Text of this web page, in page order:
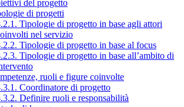
del progetto
di progetti
Tipologie di progetto in base agli attori
nel servizio
Tipologie di progetto in base al focus
Tipologie di progetto in base all’ambito di
ruoli e figure coinvolte
Coordinatore di progetto
Definire ruoli e responsabilità